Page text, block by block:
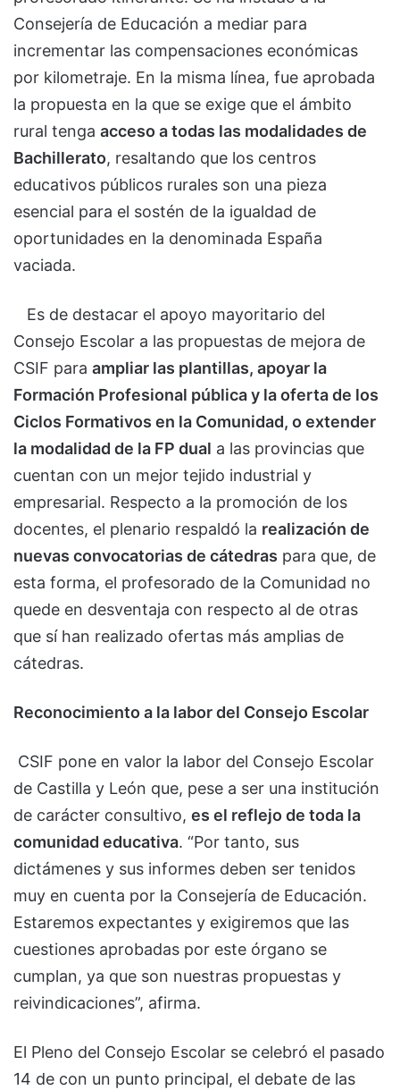
Consejería de Educación a mediar para
incrementar las compensaciones económicas
por kilometraje. En la misma línea, fue aprobada
la propuesta en la que se exige que el ámbito
rural tenga acceso a todas las modalidades de
Bachillerato, resaltando que los centros
educativos públicos rurales son una pieza
esencial para el sostén de la igualdad de
oportunidades en la denominada España
vaciada.
Es de destacar el apoyo mayoritario del
Consejo Escolar a las propuestas de mejora de
CSIF para ampliar las plantillas, apoyar la
Formación Profesional pública y la oferta de los
Ciclos Formativos en la Comunidad, o extender
la modalidad de la FP dual a las provincias que
cuentan con un mejor tejido industrial y
empresarial. Respecto a la promoción de los
docentes, el plenario respaldó la realización de
nuevas convocatorias de cátedras para que, de
esta forma, el profesorado de la Comunidad no
quede en desventaja con respecto al de otras
que sí han realizado ofertas más amplias de
cátedras.
Reconocimiento a la labor del Consejo Escolar
CSIF pone en valor la labor del Consejo Escolar
de Castilla y León que, pese a ser una institución
de carácter consultivo, es el reflejo de toda la
comunidad educativa. “Por tanto, sus
dictámenes y sus informes deben ser tenidos
muy en cuenta por la Consejería de Educación.
Estaremos expectantes y exigiremos que las
cuestiones aprobadas por este órgano se
cumplan, ya que son nuestras propuestas y
reivindicaciones”, afirma.
El Pleno del Consejo Escolar se celebró el pasado
14 de con un punto principal, el debate de las